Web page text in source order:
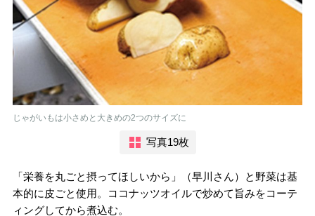
じゃがいもは小さめと大きめの2つのサイズに
写真19枚
「栄養を丸ごと摂ってほしいから」（早川さん）と野菜は基
本的に皮ごと使用。ココナッツオイルで炒めて旨みをコーテ
ィングしてから煮込む。